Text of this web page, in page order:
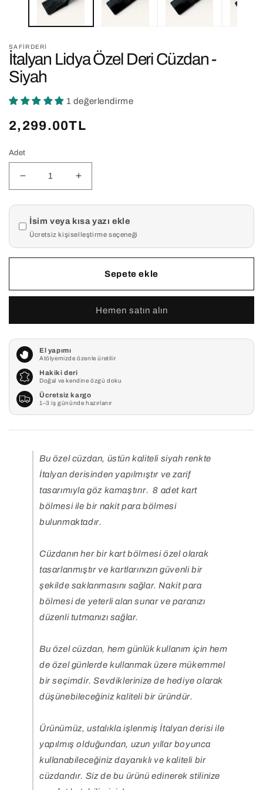
SAFIRDERI
İtalyan Lidya Özel Deri Cüzdan -
Siyah
1 değerlendirme
Normal
2,299.00TL
Adet
İtalyan
Lidya
Özel
Deri
Cüzdan
Siyah
azaltın
İtalyan
Lidya
Özel
Deri
Cüzdan
Siyah
artırın
Ürün kişiselleştirme
İsim veya kısa yazı ekle
Ücretsiz kişiselleştirme seçeneği
Sepete ekle
Hemen satın alın
El yapımı
Atölyemizde özenle üretilir
Hakiki deri
Doğal ve kendine özgü doku
Ücretsiz kargo
1–3 iş gününde hazırlanır
Bu özel cüzdan, üstün kaliteli siyah renkte
İtalyan derisinden yapılmıştır ve zarif
tasarımıyla göz kamaştırır. 8 adet kart
bölmesi ile bir nakit para bölmesi
bulunmaktadır.
Cüzdanın her bir kart bölmesi özel olarak
tasarlanmıştır ve kartlarınızın güvenli bir
şekilde saklanmasını sağlar. Nakit para
bölmesi de yeterli alan sunar ve paranızı
düzenli tutmanızı sağlar.
Bu özel cüzdan, hem günlük kullanım için hem
de özel günlerde kullanmak üzere mükemmel
bir seçimdir. Sevdiklerinize de hediye olarak
düşünebileceğiniz kaliteli bir üründür.
Ürünümüz, ustalıkla işlenmiş İtalyan derisi ile
yapılmış olduğundan, uzun yıllar boyunca
kullanabileceğiniz dayanıklı ve kaliteli bir
cüzdandır. Siz de bu ürünü edinerek stilinize